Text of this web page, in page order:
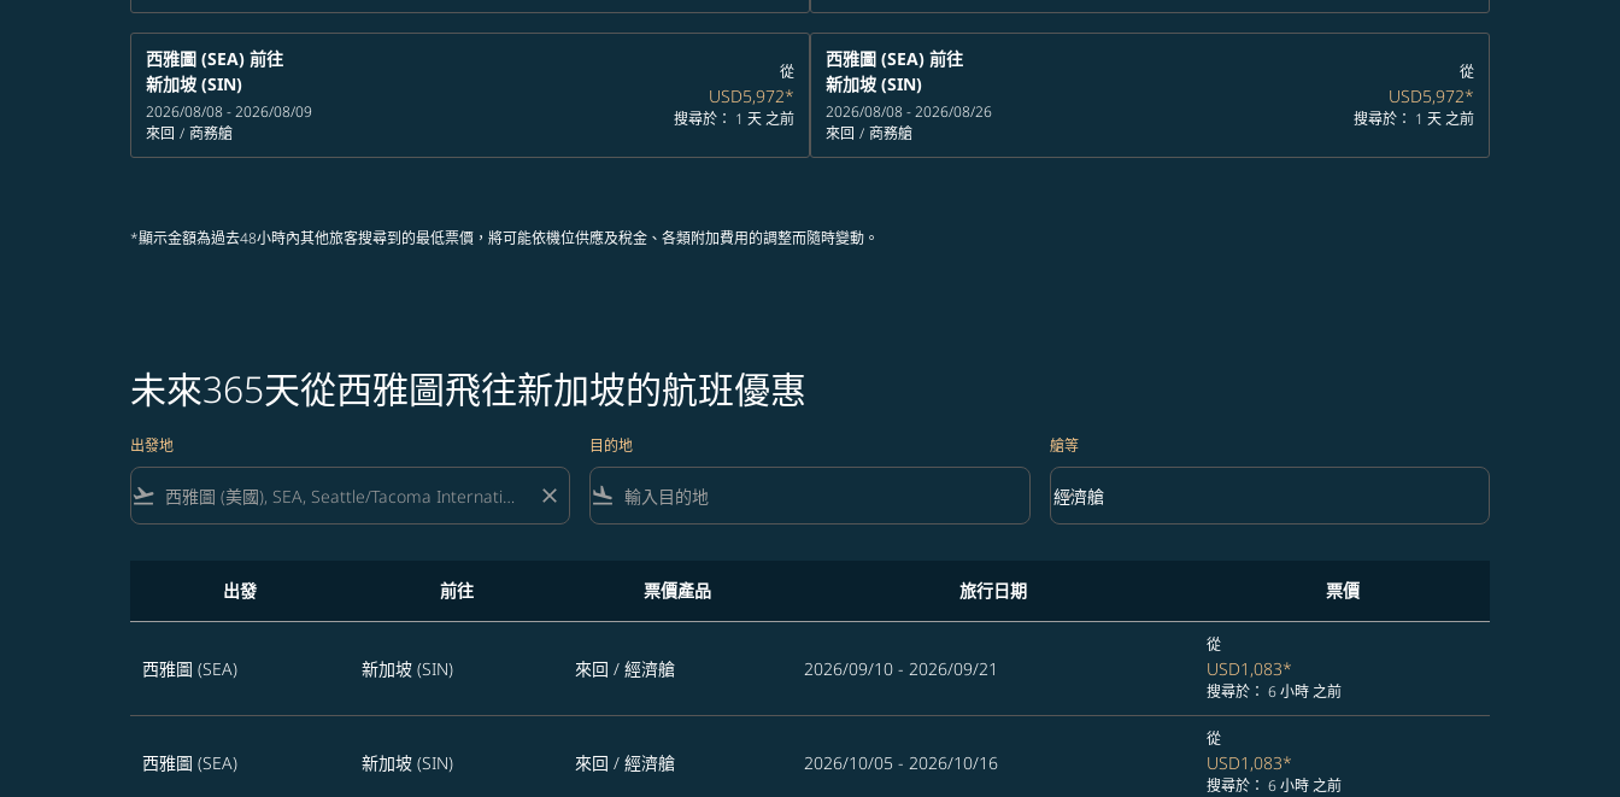
西雅圖 (SEA) 前往
新加坡 (SIN)
2026/08/08 - 2026/08/09
來回 / 商務艙
從
USD5,972*
搜尋於： 1 天 之前
西雅圖 (SEA) 前往
新加坡 (SIN)
2026/08/08 - 2026/08/26
來回 / 商務艙
從
USD5,972*
搜尋於： 1 天 之前
*顯示金額為過去48小時內其他旅客搜尋到的最低票價，將可能依機位供應及稅金、各類附加費用的調整而隨時變動。
未來365天從西雅圖飛往新加坡的航班優惠
出發地
flight_takeoff close
目的地
flight_land
艙等
艙等 option 經濟艙 Selected
經濟艙
keyboard_arrow_down
出發 前往 票價產品 旅行日期 票價
西雅圖 (SEA) 新加坡 (SIN) 來回 / 經濟艙 2026/09/10 - 2026/09/21
從
USD1,083*
搜尋於： 6 小時 之前
西雅圖 (SEA) 新加坡 (SIN) 來回 / 經濟艙 2026/10/05 - 2026/10/16
從
USD1,083*
搜尋於： 6 小時 之前